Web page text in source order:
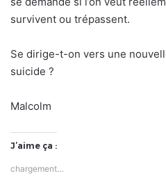
survivent ou trépassent.
Se dirige-t-on vers une
suicide ?
Malcolm
J’aime ça :
chargement…